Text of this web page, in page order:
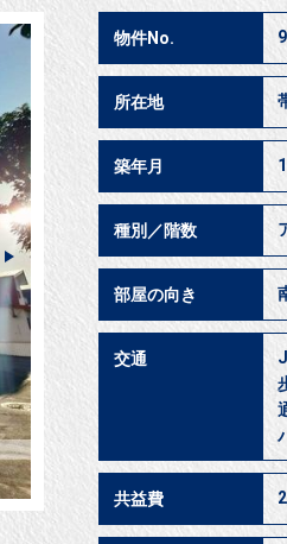
物件No.
所在地
築年月
種別／階数
部屋の向き
交通
共益費